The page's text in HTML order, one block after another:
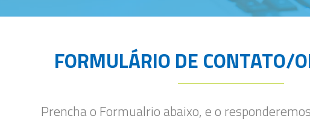
FORMULÁRIO DE CONTATO/
Prencha o Formualrio abaixo, e o